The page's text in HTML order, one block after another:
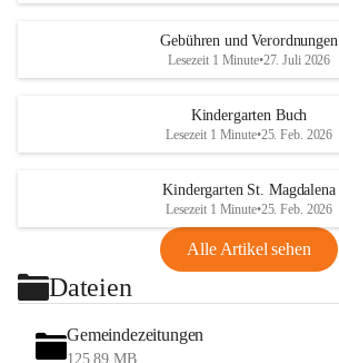
Gebühren und Verordnungen
Lesezeit 1 Minute•27. Juli 2026
Kindergarten Buch
Lesezeit 1 Minute•25. Feb. 2026
Kindergarten St. Magdalena
Lesezeit 1 Minute•25. Feb. 2026
Alle Artikel sehen
Dateien
Gemeindezeitungen
125,89 MB